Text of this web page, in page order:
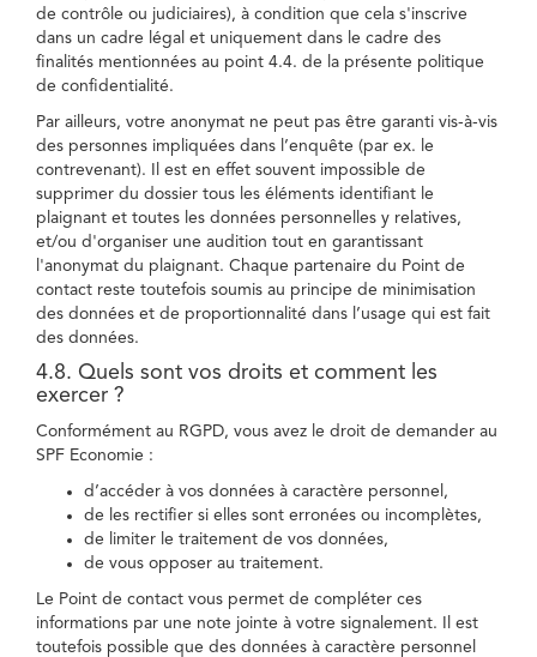
de contrôle ou judiciaires), à condition que cela s'inscrive
dans un cadre légal et uniquement dans le cadre des
finalités mentionnées au point 4.4. de la présente politique
de confidentialité.
Par ailleurs, votre anonymat ne peut pas être garanti vis-à-vis
des personnes impliquées dans l’enquête (par ex. le
contrevenant). Il est en effet souvent impossible de
supprimer du dossier tous les éléments identifiant le
plaignant et toutes les données personnelles y relatives,
et/ou d'organiser une audition tout en garantissant
l'anonymat du plaignant. Chaque partenaire du Point de
contact reste toutefois soumis au principe de minimisation
des données et de proportionnalité dans l’usage qui est fait
des données.
4.8. Quels sont vos droits et comment les
exercer ?
Conformément au RGPD, vous avez le droit de demander au
SPF Economie :
d’accéder à vos données à caractère personnel,
de les rectifier si elles sont erronées ou incomplètes,
de limiter le traitement de vos données,
de vous opposer au traitement.
Le Point de contact vous permet de compléter ces
informations par une note jointe à votre signalement. Il est
toutefois possible que des données à caractère personnel